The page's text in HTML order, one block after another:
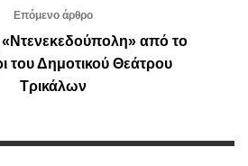
Επόμενο άρθρο
«Ντενεκεδούπολη» από το
του Δημοτικού Θεάτρου
Τρικάλων